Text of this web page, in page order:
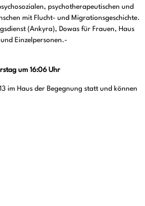
psychotherapeutischen und
mit Flucht- und Migrationsgeschichte.
(Ankyra), Dowas für Frauen, Haus
Einzelpersonen.-
um 16:06 Uhr
im Haus der Begegnung statt und können